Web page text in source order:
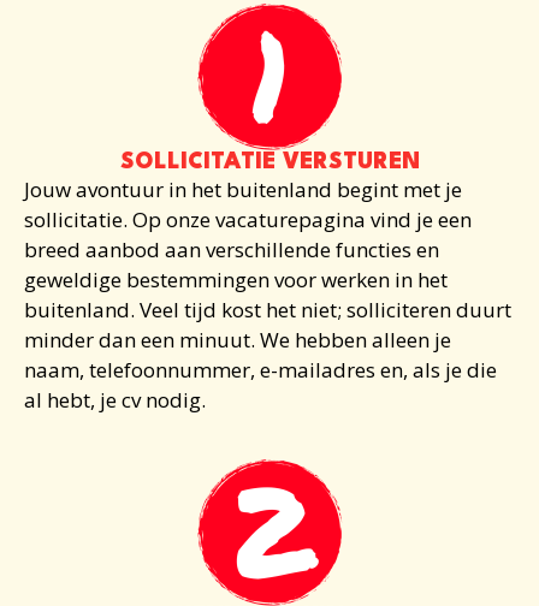
SOLLICITATIE VERSTUREN
Jouw avontuur in het buitenland begint met je
sollicitatie. Op onze vacaturepagina vind je een
breed aanbod aan verschillende functies en
geweldige bestemmingen voorwerken in het
buitenland. Veel tijd kost het niet; solliciteren duurt
minder dan een minuut. We hebben alleen je
naam, telefoonnummer, e-mailadres en, als je die
al hebt, je cv nodig.